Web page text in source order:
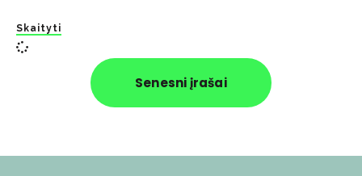
Skaityti
Senesni įrašai